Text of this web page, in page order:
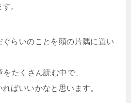
。
ぐらいのことを頭の片隅に置い
たくさん読む中で、
ばいいかなと思います。